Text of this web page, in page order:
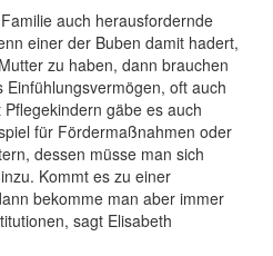
auch herausfordernde
einer der Buben damit hadert,
zu haben, dann brauchen
oft auch
gäbe es auch
für Fördermaßnahmen oder
dessen müsse man sich
Kommt es zu einer
bekomme man aber immer
sagt Elisabeth